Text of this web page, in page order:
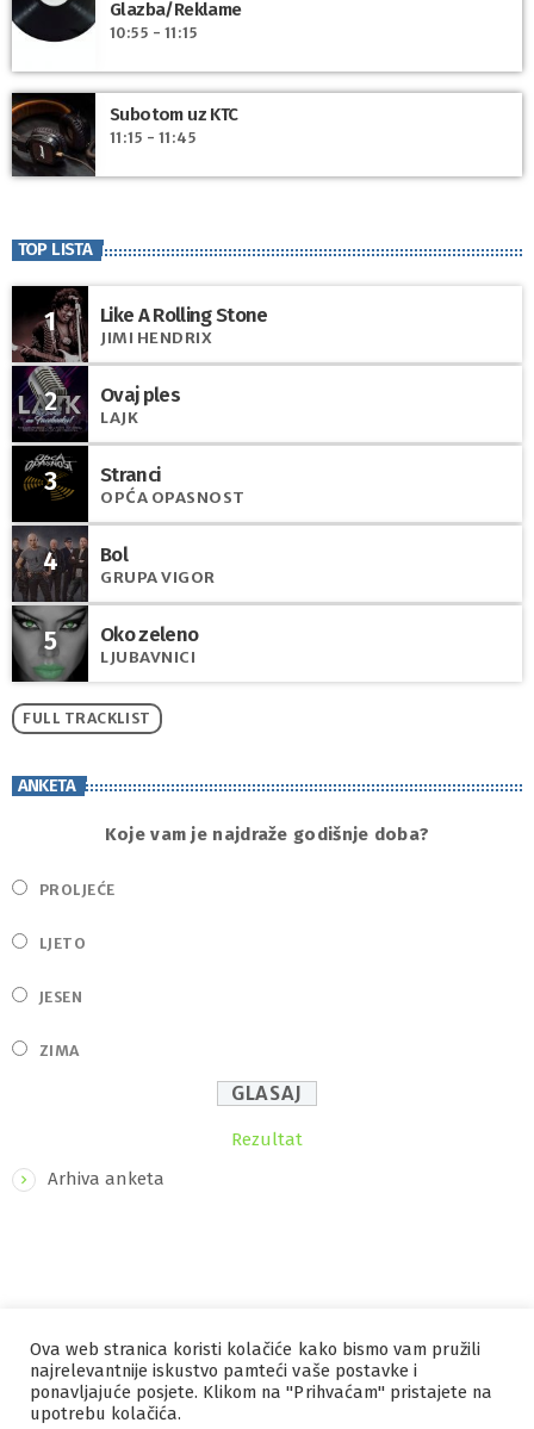
Glazba/Reklame
10:55 - 11:15
Subotom uz KTC
11:15 - 11:45
TOP LISTA
1 Like A Rolling Stone
JIMI HENDRIX
2 Ovaj ples
LAJK
3 Stranci
OPĆA OPASNOST
4 Bol
GRUPA VIGOR
5 Oko zeleno
LJUBAVNICI
FULL TRACKLIST
ANKETA
Koje vam je najdraže godišnje doba?
PROLJEĆE
LJETO
JESEN
ZIMA
Rezultat
Arhiva anketa
IZRADA I HOSTINGORBIS
MARKETING
PRAVILA PRIVATNOSTI
Ova web stranica koristi kolačiće kako bismo vam pružili
najrelevantnije iskustvo pamteći vaše postavke i
ponavljajuće posjete. Klikom na "Prihvaćam" pristajete na
upotrebu kolačića.